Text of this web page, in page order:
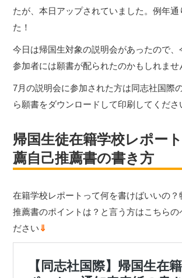
たが、本日アップされていました。例年通
た！
今日は帰国生対象の説明会があったので
参加者には願書が配られたのかもしれませ
7月の説明会に参加された方は同志社国際
ら願書をダウンロードして印刷してくださ
帰国生徒在籍学校レポー
薦自己推薦書の書き方
在籍学校レポートって何を書けばいいの？
推薦書のポイントは？と言う方はこちらの
ださい ⇓